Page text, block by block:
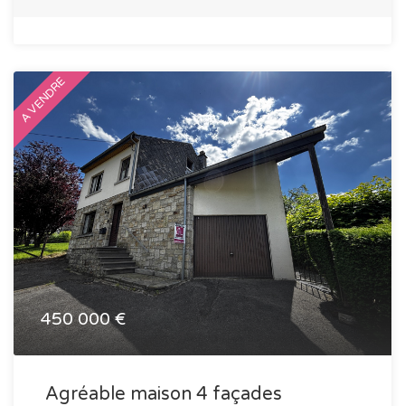
A VENDRE
450 000 €
Agréable maison 4 façades